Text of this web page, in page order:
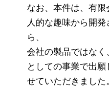
なお、本件は、有
人的な趣味から開
ら、
会社の製品ではな
としての事業で出
せていただきました